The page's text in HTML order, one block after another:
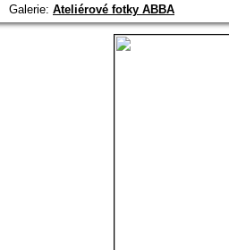
Galerie: Ateliérové fotky ABBA